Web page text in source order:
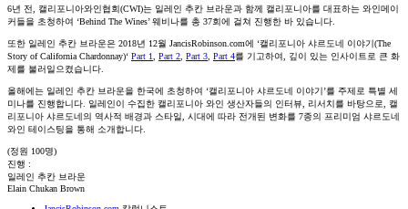
6년 전, 캘리포니아와인협회(CWI)는 일레인 추칸 브라운과 함께 캘리포니아를 대표하는 와인메이
커들을 초청하여 ‘Behind The Wines’ 웨비나를 총 37회에 걸쳐 진행한 바 있습니다.
또한 일레인 추칸 브라운은 2018년 12월 JancisRobinson.com에 ‘캘리포니아 샤르도네 이야기(The
Story of California Chardonnay)‘ Part 1 Part 2 Part 3 Part 4를 기고하여, 깊이 있는 인사이트로 큰 화
제를 불러일으켰습니다.
올해에는 일레인 추칸 브라운을 한국에 초청하여 ‘캘리포니아 샤르도네 이야기’를 주제로 특별 세
미나를 진행합니다. 일레인이 수집한 캘리포니아 와인 생산자들의 인터뷰, 리서치를 바탕으로, 캘
리포니아 샤르도네의 역사적 배경과 스타일, 시대에 따라 전개된 변화를 7종의 프리미엄 샤르도네
와인 테이스팅을 통해 소개합니다.
(정원 100명)
진행 :
일레인 추칸 브라운
Elain Chukan Brown